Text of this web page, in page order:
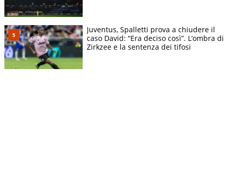
Juventus, Spalletti prova a chiudere il
caso David: “Era deciso così”. L’ombra di
Zirkzee e la sentenza dei tifosi